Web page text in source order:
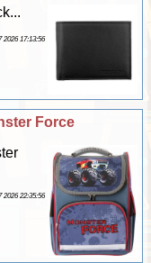
2026 17:13:56
Force
2026 22:35:56